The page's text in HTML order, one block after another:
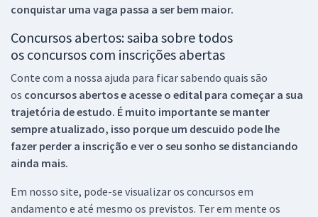
conquistar uma vaga passa a ser bem maior.
Concursos abertos: saiba sobre todos
os concursos com inscrições abertas
Conte com a nossa ajuda para ficar sabendo quais são
os concursos abertos e acesse o edital para começar a sua
trajetória de estudo. É muito importante se manter
sempre atualizado, isso porque um descuido pode lhe
fazer perder a inscrição e ver o seu sonho se distanciando
ainda mais.
Em nosso site, pode-se visualizar os concursos em
andamento e até mesmo os previstos. Ter em mente os